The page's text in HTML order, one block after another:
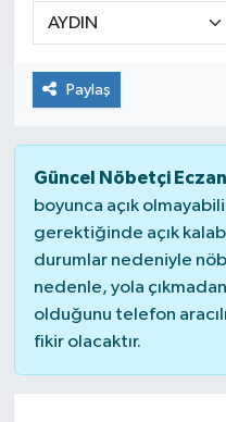
Paylaş
Güncel Nöbetçi
boyunca açık
gerektiğinde açık
durumlar nedeniyle
nedenle, yola
olduğunu telefon
fikir olacaktır.
Dursunbey
Edremit
EĞİTİM
EKONOMİ
Erdek
Gömeç